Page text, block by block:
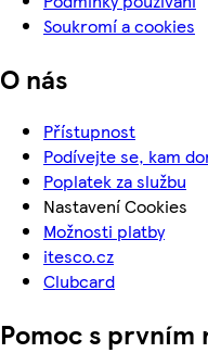
Soukromí a cookies
O nás
Přístupnost
Podívejte se, kam
Poplatek za službu
Nastavení Cookies
Možnosti platby
itesco.cz
Clubcard
Pomoc s prvním